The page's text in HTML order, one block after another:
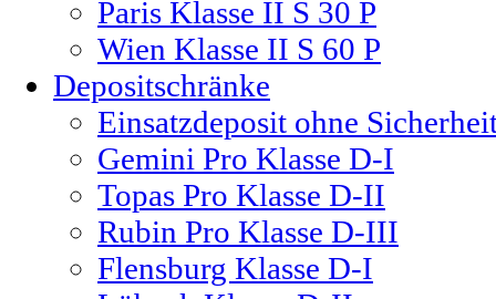
Paris Klasse II S 30 P
Wien Klasse II S 60 P
Depositschränke
Einsatzdeposit ohne
Gemini Pro Klasse D-I
Topas Pro Klasse D-II
Rubin Pro Klasse D-III
Flensburg Klasse D-I